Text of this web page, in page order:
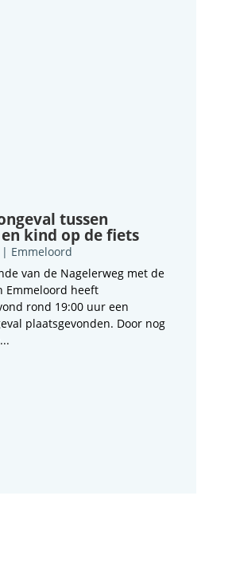
tussen
kind op de fiets
Emmeloord
van de Nagelerweg met de
Emmeloord heeft
rond 19:00 uur een
plaatsgevonden. Door nog